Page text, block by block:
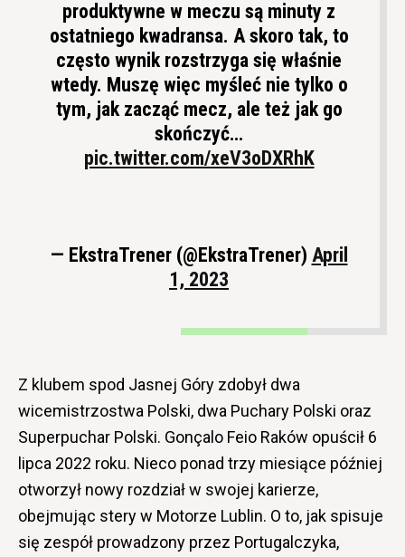
produktywne w meczu są minuty z
ostatniego kwadransa. A skoro tak, to
często wynik rozstrzyga się właśnie
wtedy. Muszę więc myśleć nie tylko o
tym, jak zacząć mecz, ale też jak go
skończyć…
pic.twitter.com/xeV3oDXRhK
— EkstraTrener (@EkstraTrener) April
1, 2023
Z klubem spod Jasnej Góry zdobył dwa
wicemistrzostwa Polski, dwa Puchary Polski oraz
Superpuchar Polski. Gonçalo Feio Raków opuścił 6
lipca 2022 roku. Nieco ponad trzy miesiące później
otworzył nowy rozdział w swojej karierze,
obejmując stery w Motorze Lublin. O to, jak spisuje
się zespół prowadzony przez Portugalczyka,